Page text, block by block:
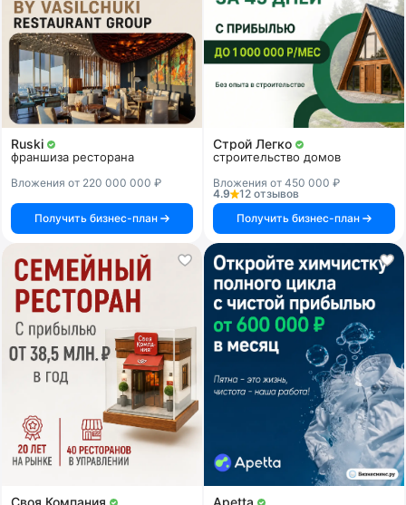
Ruski
франшиза ресторана
Вложения от 220 000 000 ₽
Получить бизнес-план
Строй Легко
строительство домов
Вложения от 450 000 ₽
4.9
12 отзывов
Получить бизнес-план